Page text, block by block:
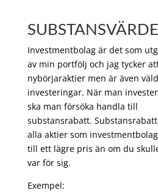
SUBSTANSVÄRDE
Investmentbolag är det som
av min portfölj och jag tycker
nybörjaraktier men är även
investeringar. När man
ska man försöka handla till
substansrabatt.
alla aktier som
till ett lägre pris än om du
var för sig.
Exempel: